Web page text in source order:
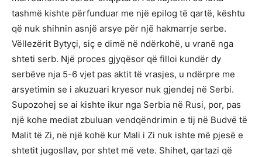
tashmë kishte përfunduar me një epilog të qartë, kështu
që nuk shihnin asnjë arsye për një hakmarrje serbe.
Vëllezërit Bytyçi, siç e dimë në ndërkohë, u vranë nga
shteti serb. Një proces gjyqësor që filloi kundër dy
serbëve nja 5-6 vjet pas aktit të vrasjes, u ndërpre me
arsyetimin se i akuzuari kryesor nuk gjendej në Serbi.
Supozohej se ai kishte ikur nga Serbia në Rusi, por, pas
një kohe mediat zbuluan vendqëndrimin e tij në Budvë të
Malit të Zi, në një kohë kur Mali i Zi nuk ishte më pjesë e
shtetit jugosllav, por shtet më vete. Shihet, qartazi që